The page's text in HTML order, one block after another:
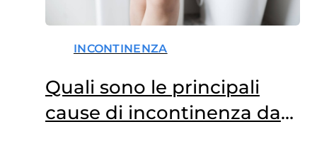
INCONTINENZA
Quali sono le principali
cause di incontinenza da